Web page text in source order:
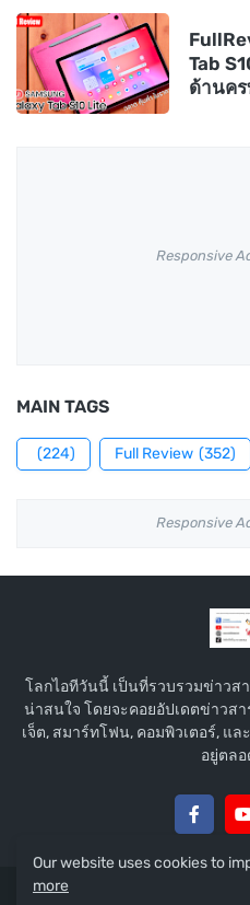
Tab
ด้านค
Responsive
MAIN TAGS
(224) Full Review (352)
Responsive
โลกไอทีวันนี้ เป็นที่รวบรวมข่าวส
น่าสนใจ โดยจะคอยอัปเดตข่าวส
เจ็ต, สมาร์ทโฟน, คอมพิวเตอร์, แ
อยู่ตลอ
Our website uses cookies to
more